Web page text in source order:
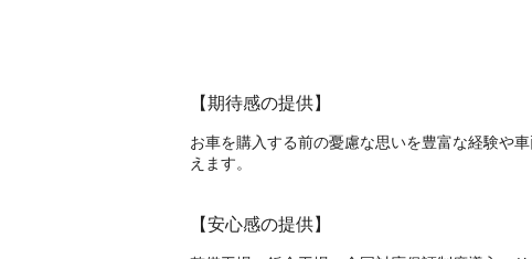
【期待感の提供】
お車を購入する前の憂慮な思いを豊富な経験や
えます。
【安心感の提供】